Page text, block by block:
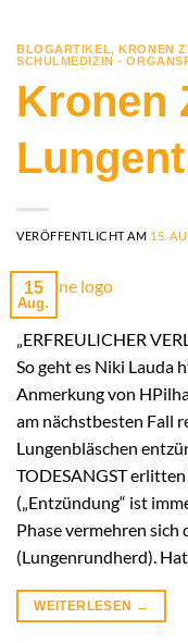
BLOGARTIKEL,KRONEN
SCHULMEDIZIN -
Kronen
VERÖFFENTLICHT AM 15.
15
Aug.
„ERFREULICHER
So geht es Niki
Anmerkung von
am nächstbesten Fall
Lungenbläschen
TODESANGST
(„Entzündung“ ist
Phase vermehren sich
(Lungenrundherd).
WEITERLESEN →